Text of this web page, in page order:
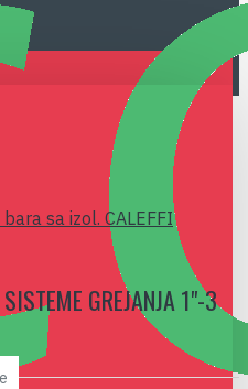
sa izol. CALEFFI
GREJANJA 1"-3